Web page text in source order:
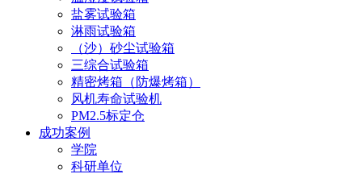
盐雾试验箱
淋雨试验箱
（沙）砂尘试验箱
三综合试验箱
精密烤箱（防爆烤箱）
风机寿命试验机
PM2.5标定仓
成功案例
学院
科研单位